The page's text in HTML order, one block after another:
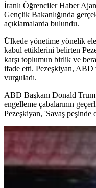
İranlı Öğrenciler Haber
Gençlik Bakanlığında
açıklamalarda bulundu.
Ülkede yönetime yönelik
kabul ettiklerini belirten
karşı toplumun birlik ve
ifade etti. Pezeşkiyan,
vurguladı.
ABD Başkanı Donald
engelleme çabalarının
Pezeşkiyan, 'Savaş peşinde